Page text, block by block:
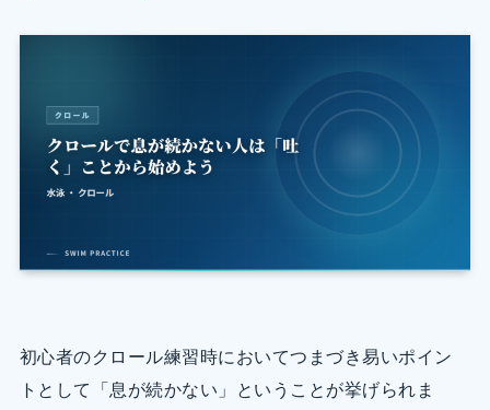
初心者のクロール練習時においてつまづき易いポイン
トとして「息が続かない」ということが挙げられま